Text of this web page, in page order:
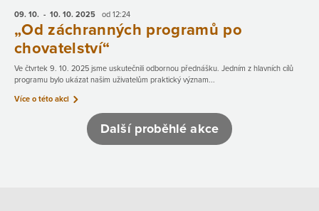
09. 10. - 10. 10. 2025 od 12:24
„Od záchranných programů po
chovatelství“
Ve čtvrtek 9. 10. 2025 jsme uskutečnili odbornou přednášku. Jedním z hlavních cílů
programu bylo ukázat našim uživatelům praktický význam...
Více o této akci
Další proběhlé akce